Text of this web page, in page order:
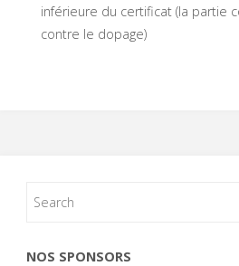
inférieure du certificat (la partie
contre le dopage)
NOS SPONSORS